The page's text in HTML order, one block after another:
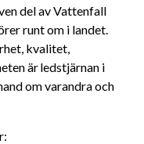
del av Vattenfall
runt om i landet.
kvalitet,
är ledstjärnan i
om varandra och